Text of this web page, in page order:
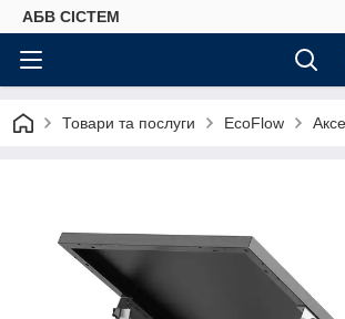
АБВ СІСТЕМ
Товари та послуги EcoFlow